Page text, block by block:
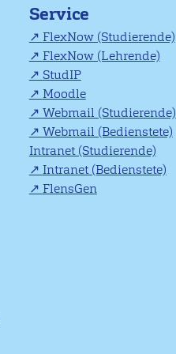
Service
FlexNow (Studierende)
FlexNow (Lehrende)
StudIP
Moodle
Webmail (Studierende)
Webmail (Bedienstete)
Intranet (Studierende)
Intranet (Bedienstete)
FlensGen